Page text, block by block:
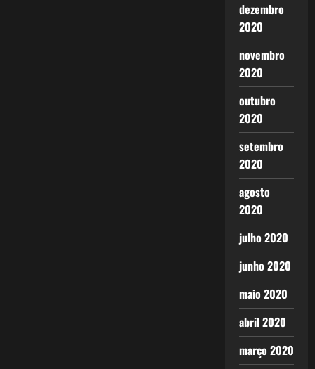
dezembro
2020
novembro
2020
outubro
2020
setembro
2020
agosto
2020
julho 2020
junho 2020
maio 2020
abril 2020
março 2020